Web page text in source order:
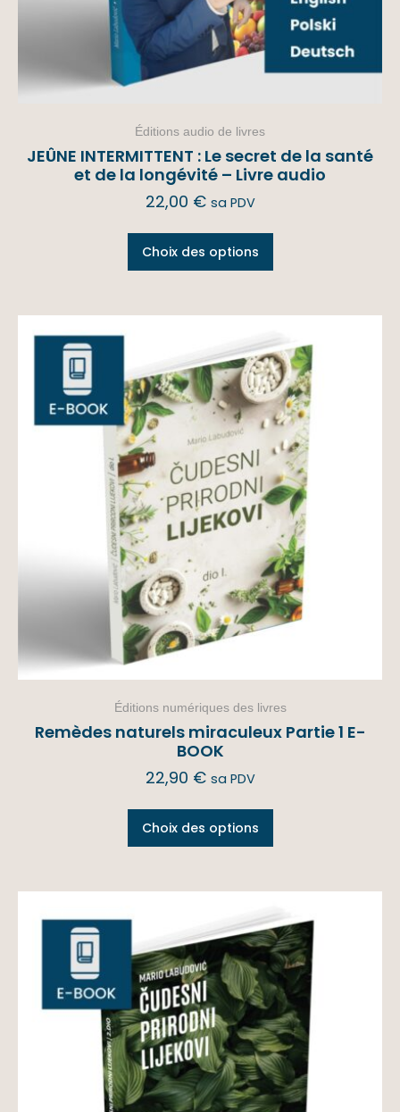
Éditions audio de livres
JEÛNE INTERMITTENT : Le secret de la santé
et de la longévité – Livre audio
22,00 € sa PDV
Choix des options
Éditions numériques des livres
Remèdes naturels miraculeux Partie 1 E-
BOOK
22,90 € sa PDV
Choix des options